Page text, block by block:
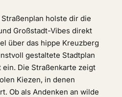
holste dir die
Großstadt-Vibes direkt
über das hippe Kreuzberg
gestaltete Stadtplan
Die Straßenkarte zeigt
Kiezen, in denen
Ob als Andenken an wilde